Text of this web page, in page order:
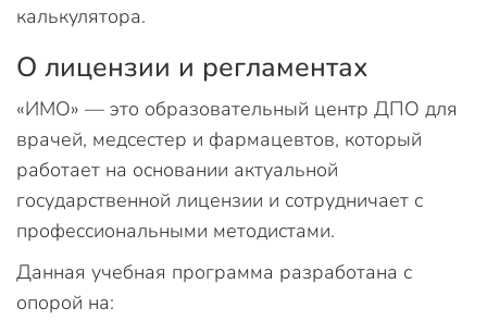
калькулятора.
О лицензии и регламентах
«ИМО» — это образовательный центр ДПО для
врачей, медсестер и фармацевтов, который
работает на основании актуальной
государственной лицензии и сотрудничает с
профессиональными методистами.
Данная учебная программа разработана с
опорой на: